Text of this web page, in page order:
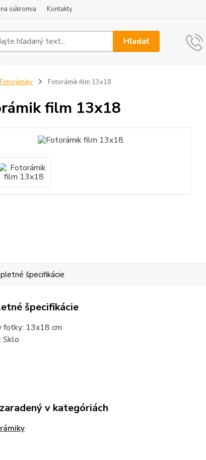
súkromia Kontakty
Hľadať
Fotorámiky Fotorámik film 13x18
film 13x18
špecifikácie
špecifikácie
fotky: 13x18 cm
Sklo
v kategóriách